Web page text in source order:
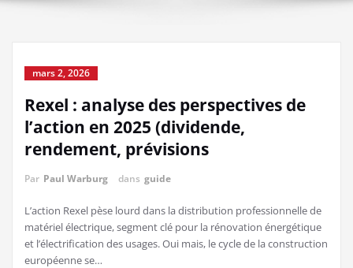
mars 2, 2026
Rexel : analyse des perspectives de
l’action en 2025 (dividende,
rendement, prévisions
Par Paul Warburg dans guide
L’action Rexel pèse lourd dans la distribution professionnelle de
matériel électrique, segment clé pour la rénovation énergétique
et l’électrification des usages. Oui mais, le cycle de la construction
européenne se…